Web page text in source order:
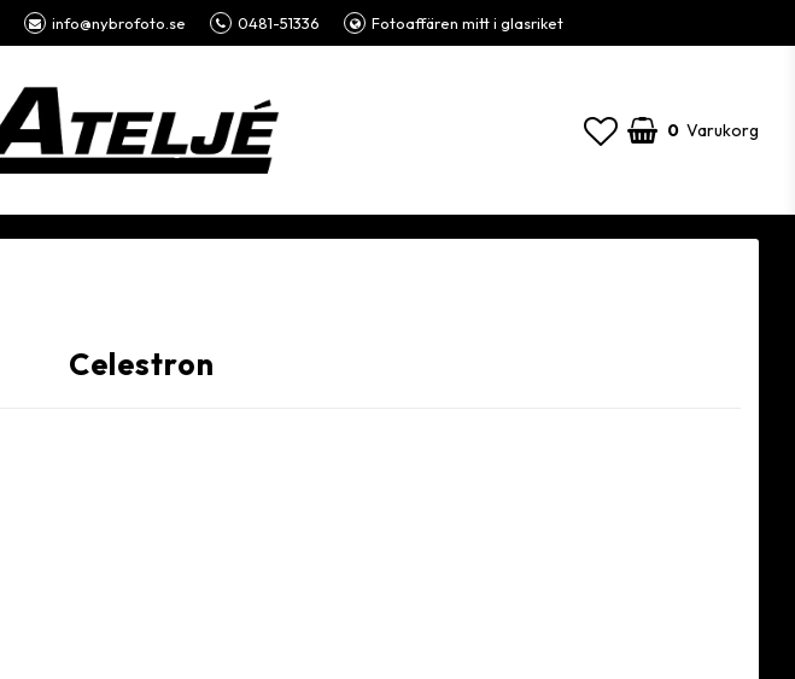
info@nybrofoto.se 0481-51336 Fotoaffären mitt i glasriket
0 Varukorg
Celestron